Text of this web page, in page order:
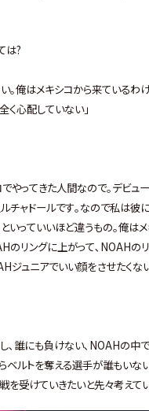
は?
俺はメキシコから来ているわ
く心配していない｣
ってきた人間なので｡デビュ
ャドールです｡なので私は彼
っていいほど違うもの｡俺は
のリングに上がって､NOAH
ジュニアでいい顔をさせたくな
誰にも負けない､NOAHの中
ルトを奪える選手が誰もい
を受けていきたいと先々考えて